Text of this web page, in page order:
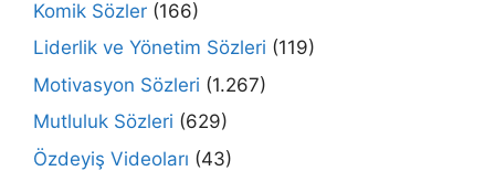
Komik Sözler (166)
Liderlik ve Yönetim Sözleri (119)
Motivasyon Sözleri (1.267)
Mutluluk Sözleri (629)
Özdeyiş Videoları (43)